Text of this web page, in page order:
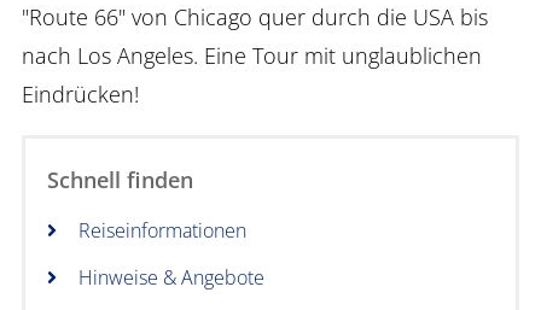
"Route 66" von Chicago quer durch die USA bis
nach Los Angeles. Eine Tour mit unglaublichen
Eindrücken!
Schnell finden
Reiseinformationen
Hinweise & Angebote